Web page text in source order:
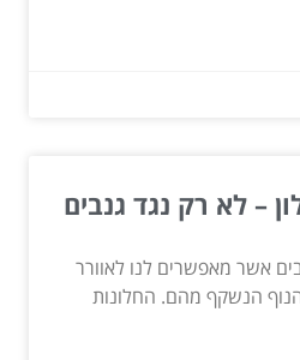
– לא רק נגד גנבים
אשר מאפשרים לנו לאוורר
הנשקף מהם. החלונות